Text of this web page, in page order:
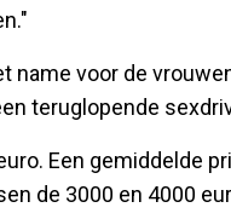
name voor de
teruglopende
Een gemiddelde
de 3000 en 4000